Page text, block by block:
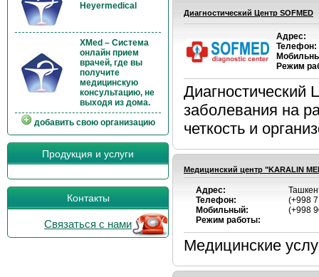
Heyermedical
XMed – Система
онлайн прием
врачей, где вы
получите
медицинскую
консультацию, не
выходя из дома.
добавить свою организацию
Продукция и услуги
Контакты
Связаться с нами
Диагностический Центр SOFMED
Адрес:
Телефон:
Режим
Диагностический
заболевания на
четкость и
Медицинский центр "KARALIN
Адрес:
Телефон:
Мобильный:
Режим работы:
(+998
(+998
Медицинские